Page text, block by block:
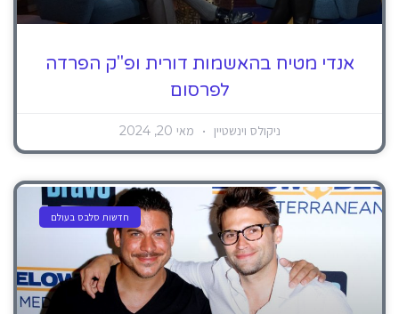
אנדי מטיח בהאשמות דורית ופ"ק הפרדה
לפרסום
ניקולס וינשטיין מאי 20, 2024
חדשות סלבס בעולם